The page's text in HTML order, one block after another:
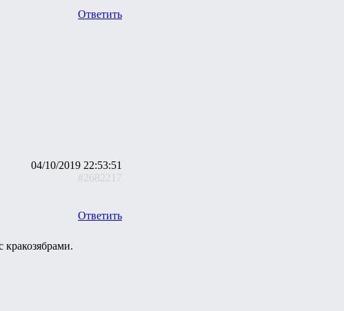
Ответить
04/10/2019 22:53:51
#2682217
Ответить
кракозябрами.